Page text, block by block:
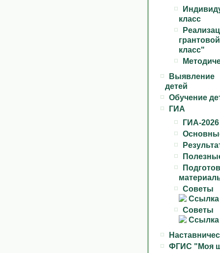
класс
класс"
детей
Обучение
ГИА
ГИА-2026
ФГИС "Моя